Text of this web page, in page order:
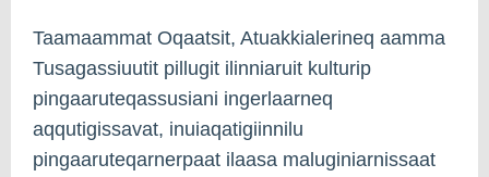
Taamaammat Oqaatsit, Atuakkialerineq aamma
Tusagassiuutit pillugit ilinniaruit kulturip
pingaaruteqassusiani ingerlaarneq
aqqutigissavat, inuiaqatigiinnilu
pingaaruteqarnerpaat ilaasa maluginiarnissaat